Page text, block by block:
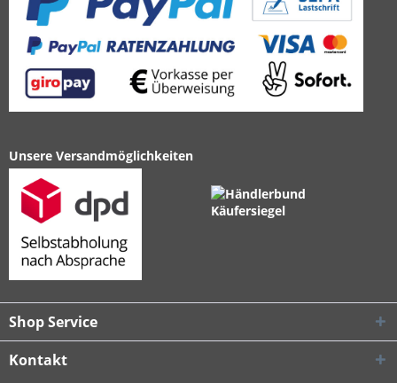
Unsere Versandmöglichkeiten
Shop Service
Kontakt